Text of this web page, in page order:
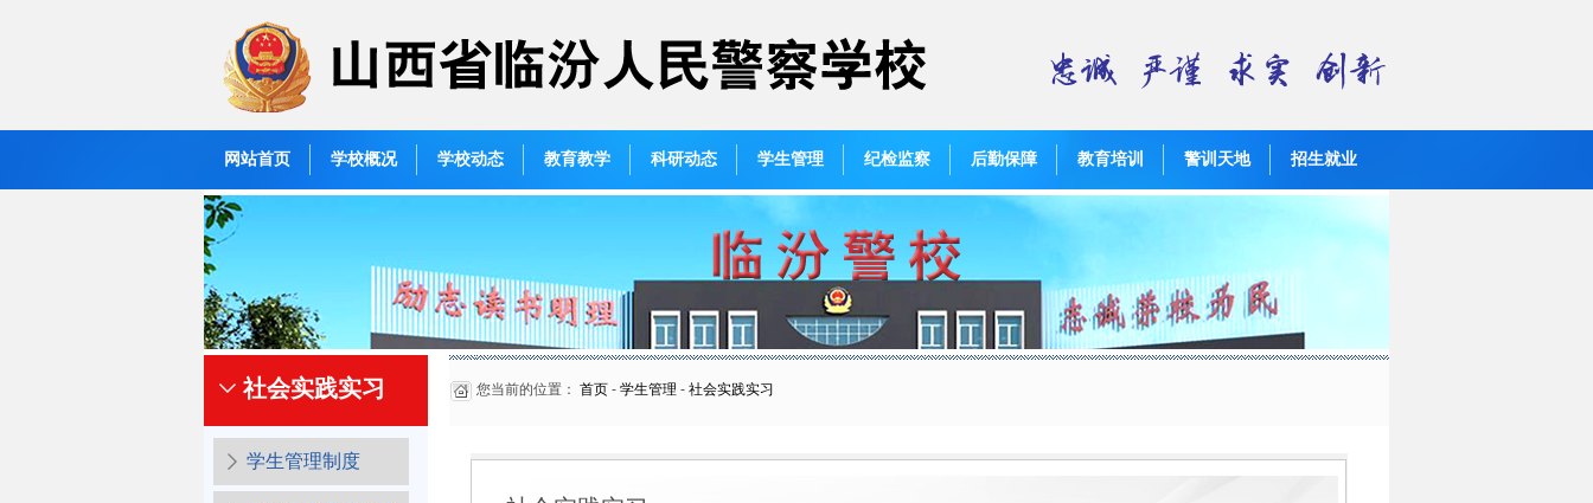
网站首页 学校概况 学校动态 教育教学 科研动态 学生管理 纪检监察 后勤保障 教育培训 警训天地 招生就业
社会实践实习
学生管理制度
您当前的位置： 首页 - 学生管理 - 社会实践实习